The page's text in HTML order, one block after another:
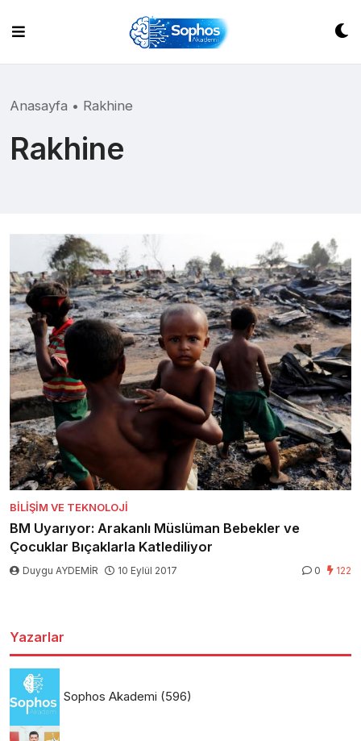
content
Anasayfa • Rakhine
Rakhine
BILIŞIM VE TEKNOLOJI
BM Uyarıyor: Arakanlı Müslüman Bebekler ve
Çocuklar Bıçaklarla Katlediliyor
Duygu AYDEMİR 10 Eylül 2017 0 122
Yazarlar
Sophos Akademi (596)